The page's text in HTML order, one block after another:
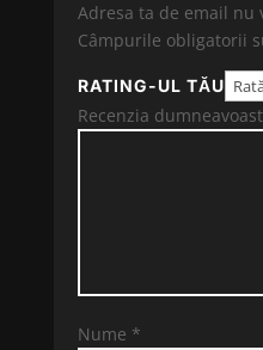
Adresa ta de email nu
Câmpurile obligatorii
RATING-UL TĂU
Recenzia
Nume *